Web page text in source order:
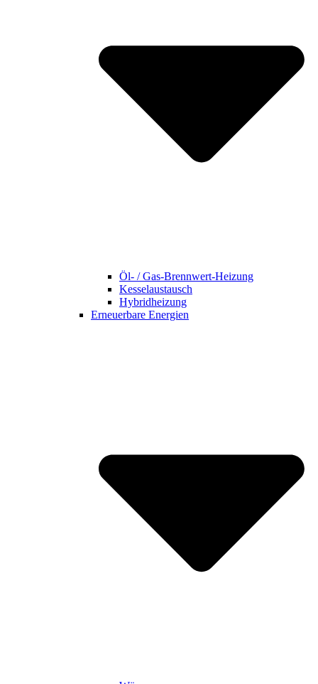
Öl- / Gas-Brennwert-Heizung
Kesselaustausch
Hybridheizung
Erneuerbare Energien